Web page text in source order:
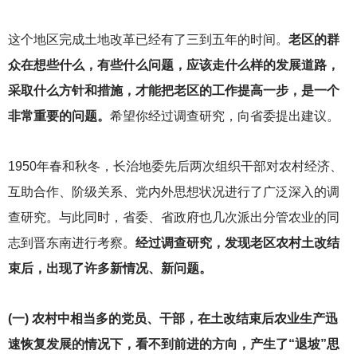
这个地区完成土地改革已经有了三到五年的时间。 老区的群
众在想些什么，有些什么问题，应该走什么样的发展道路，
采取什么方针和措施，才能把老区的工作提高一步，是一个
非常重要的问题。 希望你经过调查研究，向省委提出建议。
1950年春和秋冬，长治地委先后两次组织干部对农村经济、
互助合作、阶级关系、党内外思想状况进行了广泛深入的调
查研究。与此同时，省委、省政府也几次派出分管农业的同
志到晋东南进行考察。 经过调查研究，发现老区农村土改结
束后，出现了许多新情况、新问题。
(一) 农村中相当多的党员、干部，在土改结束后农业生产迅
速恢复发展的情况下，看不到前进的方向，产生了“退坡”思